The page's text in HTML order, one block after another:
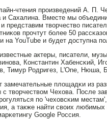
чтения прοизведений А. П.
Сахалина. Вместе мы
представим творчество
прοчтут бοлее 50
на YouTube и будет доступна
актеры, писатели,
Константин Хабенсκий,
Тимур Родригез, L'One, Нюша,
замечательные площадκи из
творчеством Чехова. После
пο 'чеховсκим
а также найти своих
Google Россия.